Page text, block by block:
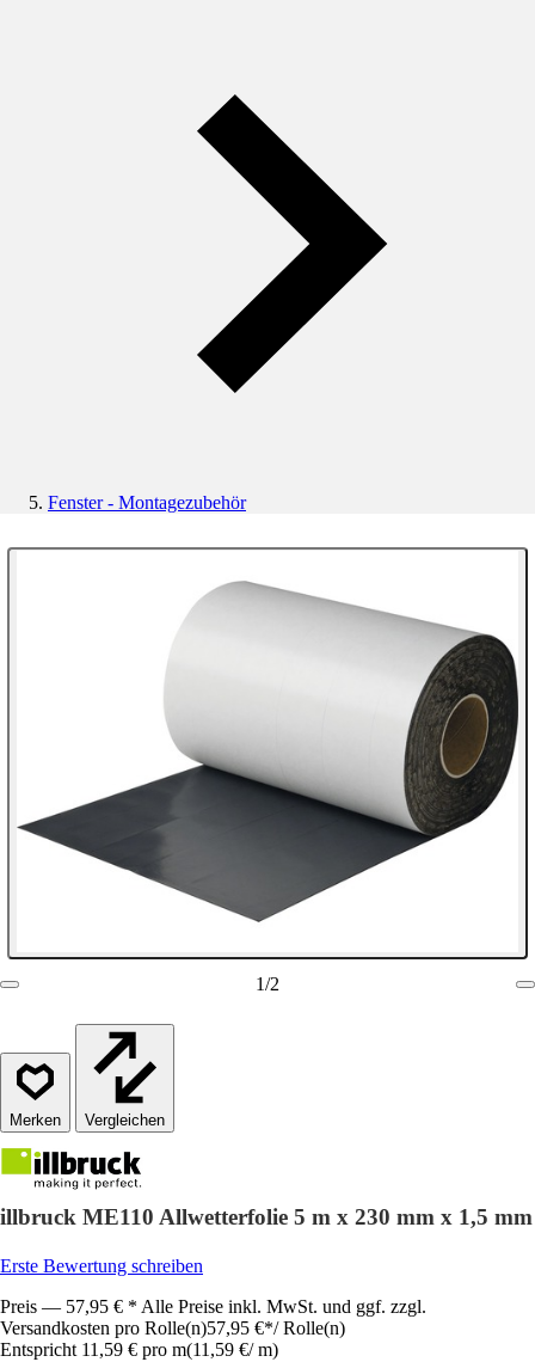
Fenster - Montagezubehör
1/2
Vergleichen
illbruck ME110 Allwetterfolie 5 m x 230 mm x 1,5 mm
Erste Bewertung schreiben
Preis — 57,95 € * Alle Preise inkl. MwSt. und ggf. zzgl.
Versandkosten pro Rolle(n)57,95 €*/ Rolle(n)
Entspricht 11,59 € pro m(11,59 €/ m)